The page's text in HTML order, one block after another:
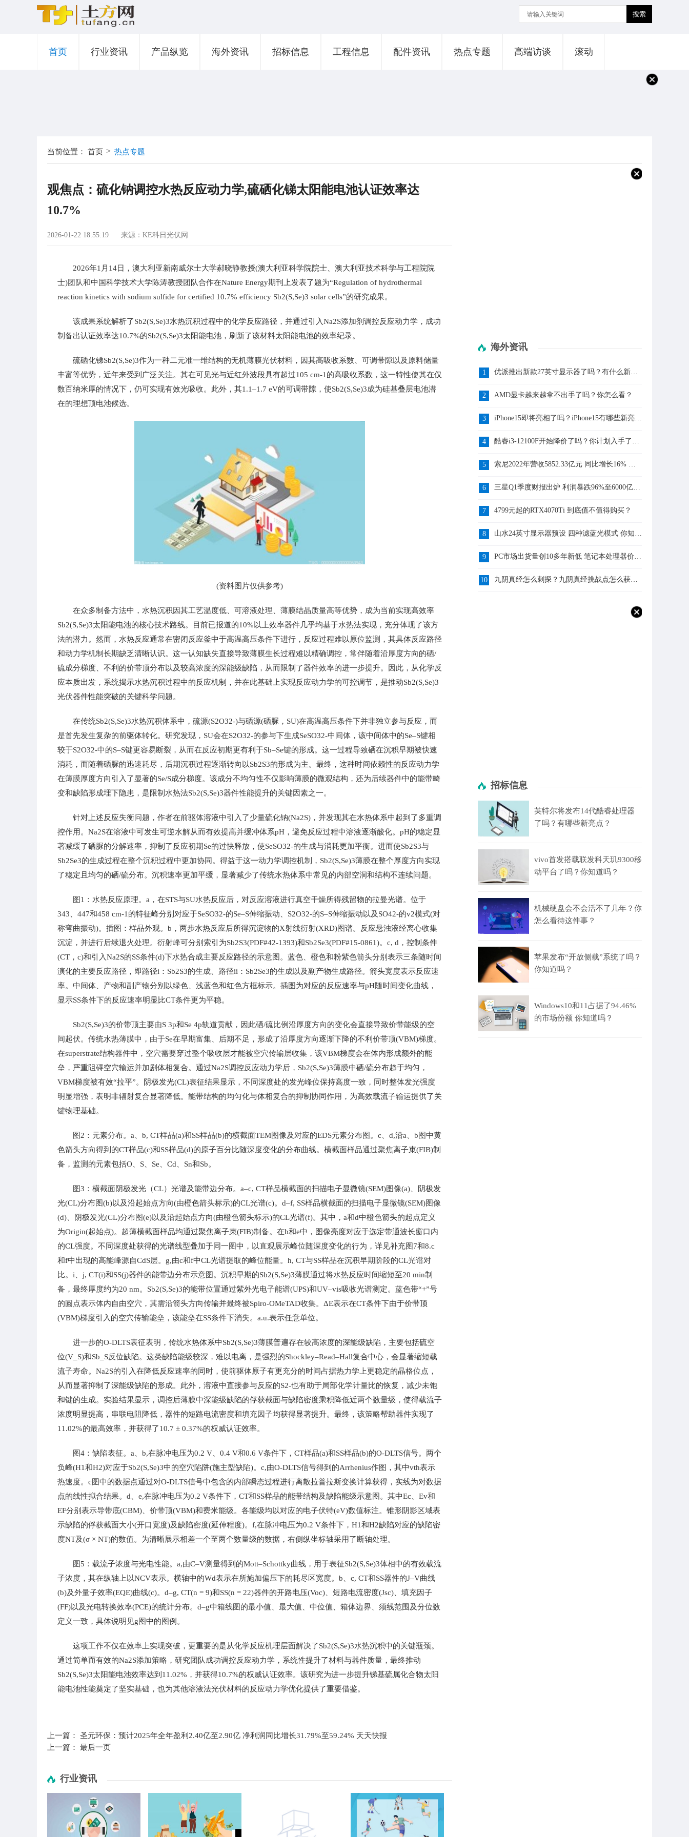
搜索
首页 行业资讯 产品纵览 海外资讯 招标信息 工程信息 配件资讯 热点专题 高端访谈 滚动
当前位置： 首页 > 热点专题
观焦点：硫化钠调控水热反应动力学,硫硒化锑太阳能电池认证效率达
10.7%
2026-01-22 18:55:19 来源：KE科日光伏网
2026年1月14日，澳大利亚新南威尔士大学郝晓静教授(澳大利亚科学院院士、澳大利亚技术科学与工程院院
士)团队和中国科学技术大学陈涛教授团队合作在Nature Energy期刊上发表了题为“Regulation of hydrothermal
reaction kinetics with sodium sulfide for certified 10.7% efficiency Sb2(S,Se)3 solar cells”的研究成果。
该成果系统解析了Sb2(S,Se)3水热沉积过程中的化学反应路径，并通过引入Na2S添加剂调控反应动力学，成功
制备出认证效率达10.7%的Sb2(S,Se)3太阳能电池，刷新了该材料太阳能电池的效率纪录。
硫硒化锑Sb2(S,Se)3作为一种二元准一维结构的无机薄膜光伏材料，因其高吸收系数、可调带隙以及原料储量
丰富等优势，近年来受到广泛关注。其在可见光与近红外波段具有超过105 cm-1的高吸收系数，这一特性使其在仅
数百纳米厚的情况下，仍可实现有效光吸收。此外，其1.1–1.7 eV的可调带隙，使Sb2(S,Se)3成为硅基叠层电池潜
在的理想顶电池候选。
(资料图片仅供参考)
在众多制备方法中，水热沉积因其工艺温度低、可溶液处理、薄膜结晶质量高等优势，成为当前实现高效率
Sb2(S,Se)3太阳能电池的核心技术路线。目前已报道的10%以上效率器件几乎均基于水热法实现，充分体现了该方
法的潜力。然而，水热反应通常在密闭反应釜中于高温高压条件下进行，反应过程难以原位监测，其具体反应路径
和动力学机制长期缺乏清晰认识。这一认知缺失直接导致薄膜生长过程难以精确调控，常伴随着沿厚度方向的硒/
硫成分梯度、不利的价带顶分布以及较高浓度的深能级缺陷，从而限制了器件效率的进一步提升。因此，从化学反
应本质出发，系统揭示水热沉积过程中的反应机制，并在此基础上实现反应动力学的可控调节，是推动Sb2(S,Se)3
光伏器件性能突破的关键科学问题。
在传统Sb2(S,Se)3水热沉积体系中，硫源(S2O32-)与硒源(硒脲，SU)在高温高压条件下并非独立参与反应，而
是首先发生复杂的前驱体转化。研究发现，SU会在S2O32-的参与下生成SeSO32-中间体，该中间体中的Se–S键相
较于S2O32-中的S–S键更容易断裂，从而在反应初期更有利于Sb–Se键的形成。这一过程导致硒在沉积早期被快速
消耗，而随着硒脲的迅速耗尽，后期沉积过程逐渐转向以Sb2S3的形成为主。最终，这种时间依赖性的反应动力学
在薄膜厚度方向引入了显著的Se/S成分梯度。该成分不均匀性不仅影响薄膜的微观结构，还为后续器件中的能带畸
变和缺陷形成埋下隐患，是限制水热法Sb2(S,Se)3器件性能提升的关键因素之一。
针对上述反应失衡问题，作者在前驱体溶液中引入了少量硫化钠(Na2S)，并发现其在水热体系中起到了多重调
控作用。Na2S在溶液中可发生可逆水解从而有效提高并缓冲体系pH，避免反应过程中溶液逐渐酸化。pH的稳定显
著减缓了硒脲的分解速率，抑制了反应初期Se的过快释放，使SeSO32-的生成与消耗更加平衡。进而使Sb2S3与
Sb2Se3的生成过程在整个沉积过程中更加协同。得益于这一动力学调控机制，Sb2(S,Se)3薄膜在整个厚度方向实现
了稳定且均匀的硒/硫分布。沉积速率更加平缓，显著减少了传统水热体系中常见的内部空洞和结构不连续问题。
图1：水热反应原理。a，在STS与SU水热反应后，对反应溶液进行真空干燥所得残留物的拉曼光谱。位于
343、447和458 cm-1的特征峰分别对应于SeSO32-的Se–S伸缩振动、S2O32-的S–S伸缩振动以及SO42-的v2模式(对
称弯曲振动)。插图：样品外观。b，两步水热反应后所得沉淀物的X射线衍射(XRD)图谱。反应悬浊液经离心收集
沉淀，并进行后续退火处理。衍射峰可分别索引为Sb2S3(PDF#42-1393)和Sb2Se3(PDF#15-0861)。c, d，控制条件
(CT，c)和引入Na2S的SS条件(d)下水热合成主要反应路径的示意图。蓝色、橙色和粉紫色箭头分别表示三条随时间
演化的主要反应路径，即路径i：Sb2S3的生成、路径ii：Sb2Se3的生成以及副产物生成路径。箭头宽度表示反应速
率。中间体、产物和副产物分别以绿色、浅蓝色和红色方框标示。插图为对应的反应速率与pH随时间变化曲线，
显示SS条件下的反应速率明显比CT条件更为平稳。
Sb2(S,Se)3的价带顶主要由S 3p和Se 4p轨道贡献，因此硒/硫比例沿厚度方向的变化会直接导致价带能级的空
间起伏。传统水热薄膜中，由于Se在早期富集、后期不足，形成了沿厚度方向逐渐下降的不利价带顶(VBM)梯度。
在superstrate结构器件中，空穴需要穿过整个吸收层才能被空穴传输层收集，该VBM梯度会在体内形成额外的能
垒，严重阻碍空穴输运并加剧体相复合。通过Na2S调控反应动力学后，Sb2(S,Se)3薄膜中硒/硫分布趋于均匀，
VBM梯度被有效“拉平”。阴极发光(CL)表征结果显示，不同深度处的发光峰位保持高度一致，同时整体发光强度
明显增强，表明非辐射复合显著降低。能带结构的均匀化与体相复合的抑制协同作用，为高效载流子输运提供了关
键物理基础。
图2：元素分布。a、b, CT样品(a)和SS样品(b)的横截面TEM图像及对应的EDS元素分布图。c、d,沿a、b图中黄
色箭头方向得到的CT样品(c)和SS样品(d)的原子百分比随深度变化的分布曲线。横截面样品通过聚焦离子束(FIB)制
备，监测的元素包括O、S、Se、Cd、Sn和Sb。
图3：横截面阴极发光（CL）光谱及能带边分布。a–c, CT样品横截面的扫描电子显微镜(SEM)图像(a)、阴极发
光(CL)分布图(b)以及沿起始点方向(由橙色箭头标示)的CL光谱(c)。d–f, SS样品横截面的扫描电子显微镜(SEM)图像
(d)、阴极发光(CL)分布图(e)以及沿起始点方向(由橙色箭头标示)的CL光谱(f)。其中，a和d中橙色箭头的起点定义
为Origin(起始点)。超薄横截面样品均通过聚焦离子束(FIB)制备。在b和e中，图像亮度对应于选定带通波长窗口内
的CL强度。不同深度处获得的光谱线型叠加于同一图中，以直观展示峰位随深度变化的行为，详见补充图7和8.c
和f中出现的高能峰源自CdS层。g,由c和f中CL光谱提取的峰位能量。h, CT与SS样品在沉积早期阶段的CL光谱对
比。i、j, CT(i)和SS(j)器件的能带边分布示意图。沉积早期的Sb2(S,Se)3薄膜通过将水热反应时间缩短至20 min制
备，最终厚度约为20 nm。Sb2(S,Se)3的能带位置通过紫外光电子能谱(UPS)和UV–vis吸收光谱测定。蓝色带“+”号
的圆点表示体内自由空穴，其需沿箭头方向传输并最终被Spiro-OMeTAD收集。ΔE表示在CT条件下由于价带顶
(VBM)梯度引入的空穴传输能垒，该能垒在SS条件下消失。a.u.表示任意单位。
进一步的O-DLTS表征表明，传统水热体系中Sb2(S,Se)3薄膜普遍存在较高浓度的深能级缺陷，主要包括硫空
位(V_S)和Sb_S反位缺陷。这类缺陷能级较深，难以电离，是强烈的Shockley–Read–Hall复合中心，会显著缩短载
流子寿命。Na2S的引入在降低反应速率的同时，使前驱体原子有更充分的时间占据热力学上更稳定的晶格位点，
从而显著抑制了深能级缺陷的形成。此外，溶液中直接参与反应的S2-也有助于局部化学计量比的恢复，减少未饱
和键的生成。实验结果显示，调控后薄膜中深能级缺陷的俘获截面与缺陷密度乘积降低近两个数量级，使得载流子
浓度明显提高，串联电阻降低，器件的短路电流密度和填充因子均获得显著提升。最终，该策略帮助器件实现了
11.02%的最高效率，并获得了10.7 ± 0.37%的权威认证效率。
图4：缺陷表征。a、b,在脉冲电压为0.2 V、0.4 V和0.6 V条件下，CT样品(a)和SS样品(b)的O-DLTS信号。两个
负峰(H1和H2)对应于Sb2(S,Se)3中的空穴陷阱(施主型缺陷)。c,由O-DLTS信号得到的Arrhenius作图，其中vth表示
热速度。c图中的数据点通过对O-DLTS信号中包含的内部瞬态过程进行离散拉普拉斯变换计算获得，实线为对数据
点的线性拟合结果。d、e,在脉冲电压为0.2 V条件下，CT和SS样品的能带结构及缺陷能级示意图。其中Ec、Ev和
EF分别表示导带底(CBM)、价带顶(VBM)和费米能级。各能级均以对应的电子伏特(eV)数值标注。锥形阴影区域表
示缺陷的俘获截面大小(开口宽度)及缺陷密度(延伸程度)。f,在脉冲电压为0.2 V条件下，H1和H2缺陷对应的缺陷密
度NT及(σ × NT)的数值。为清晰展示相差一个至两个数量级的数据，右侧纵坐标轴采用了断轴处理。
图5：载流子浓度与光电性能。a,由C–V测量得到的Mott–Schottky曲线，用于表征Sb2(S,Se)3体相中的有效载流
子浓度，其在纵轴上以NCV表示。横轴中的Wd表示在所施加偏压下的耗尽区宽度。b、c, CT和SS器件的J–V曲线
(b)及外量子效率(EQE)曲线(c)。d–g, CT(n = 9)和SS(n = 22)器件的开路电压(Voc)、短路电流密度(Jsc)、填充因子
(FF)以及光电转换效率(PCE)的统计分布。d–g中箱线图的最小值、最大值、中位值、箱体边界、须线范围及分位数
定义一致，具体说明见g图中的图例。
这项工作不仅在效率上实现突破，更重要的是从化学反应机理层面解决了Sb2(S,Se)3水热沉积中的关键瓶颈。
通过简单而有效的Na2S添加策略，研究团队成功调控反应动力学，系统性提升了材料与器件质量，最终推动
Sb2(S,Se)3太阳能电池效率达到11.02%，并获得10.7%的权威认证效率。该研究为进一步提升锑基硫属化合物太阳
能电池性能奠定了坚实基础，也为其他溶液法光伏材料的反应动力学优化提供了重要借鉴。
上一篇： 圣元环保：预计2025年全年盈利2.40亿至2.90亿 净利润同比增长31.79%至59.24% 天天快报
上一篇： 最后一页
行业资讯
海外资讯
1
优派推出新款27英寸显示器了吗？有什么新亮
2
AMD显卡越来越拿不出手了吗？你怎么看？
3
iPhone15即将亮相了吗？iPhone15有哪些新亮点
4
酷睿i3-12100F开始降价了吗？你计划入手了
5
索尼2022年营收5852.33亿元 同比增长16% 你
6
三星Q1季度财报出炉 利润暴跌96%至6000亿韩
7
4799元起的RTX4070Ti 到底值不值得购买？
8
山水24英寸显示器预设 四种滤蓝光模式 你知道
9
PC市场出货量创10多年新低 笔记本处理器价格
10
九阴真经怎么刺探？九阴真经挑战点怎么获
招标信息
英特尔将发布14代酷睿处理器
了吗？有哪些新亮点？
vivo首发搭载联发科天玑9300移
动平台了吗？你知道吗？
机械硬盘会不会活不了几年？你
怎么看待这件事？
苹果发布“开放侧载”系统了吗？
你知道吗？
Windows10和11占据了94.46%
的市场份额 你知道吗？